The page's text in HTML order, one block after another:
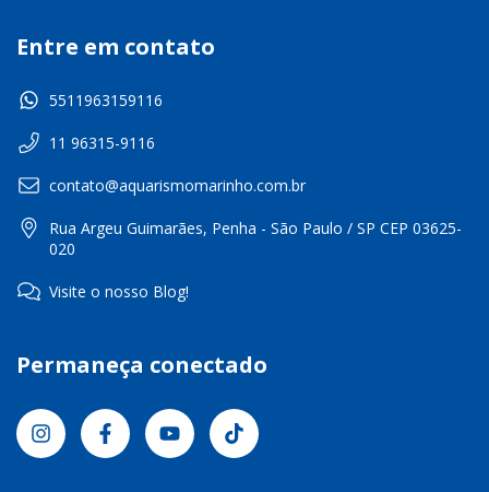
Entre em contato
5511963159116
11 96315-9116
contato@aquarismomarinho.com.br
Rua Argeu Guimarães, Penha - São Paulo / SP CEP 03625-
020
Visite o nosso Blog!
Permaneça conectado